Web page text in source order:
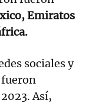
Emiratos
sociales y
Así,